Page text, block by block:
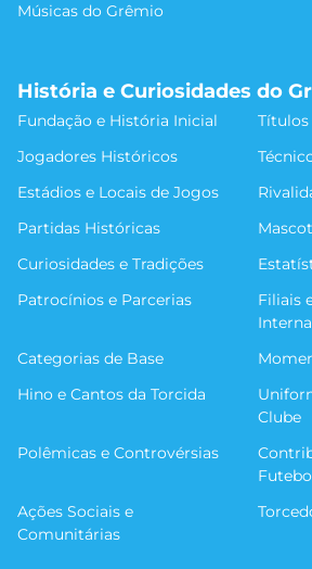
Músicas do Grêmio
História e Curiosidades do
Fundação e História Inicial
Títulos
Jogadores Históricos
Estádios e Locais de Jogos
Partidas Históricas
Curiosidades e Tradições
Patrocínios e Parcerias
Filiais
Categorias de Base
Hino e Cantos da Torcida
Clube
Polêmicas e Controvérsias
Ações Sociais e
Comunitárias